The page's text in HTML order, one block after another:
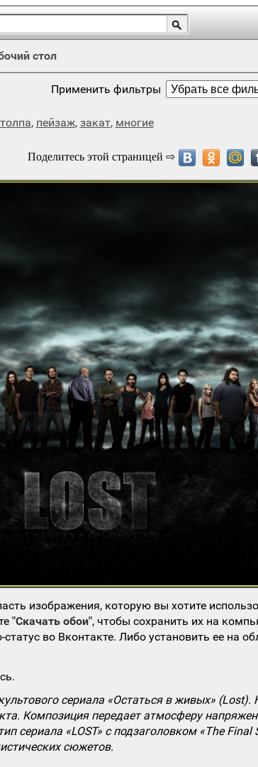
стол
Применить фильтры
толпа, пейзаж, закат, многие
изображения, которую вы хотите
"Скачать обои", чтобы сохранить их на
во Вконтакте. Либо установить ее на
сериала «Остаться в живых»
Композиция передает атмосферу
сериала «LOST» с подзаголовком «The
сюжетов.